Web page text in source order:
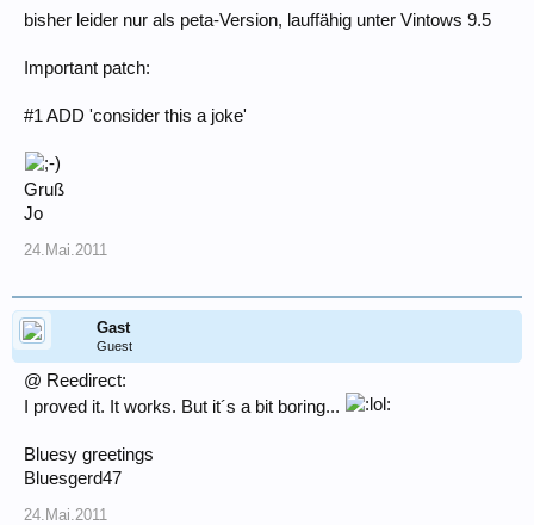
bisher leider nur als peta-Version, lauffähig unter Vintows 9.5
Important patch:
#1 ADD 'consider this a joke'
Gruß
Jo
24.Mai.2011
Gast
Guest
@ Reedirect:
I proved it. It works. But it´s a bit boring...
Bluesy greetings
Bluesgerd47
24.Mai.2011